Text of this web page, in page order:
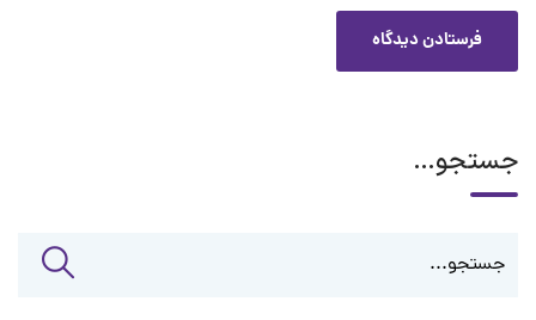
جستجو…